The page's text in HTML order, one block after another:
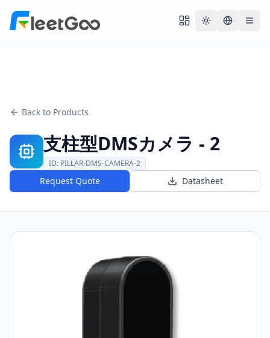
Toggle theme
Back to Products
支柱型DMSカメラ - 2
ID: PILLAR-DMS-CAMERA-2
Request Quote Datasheet